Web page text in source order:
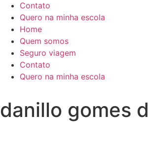
Contato
Quero na minha escola
Home
Quem somos
Seguro viagem
Contato
Quero na minha escola
danillo gomes